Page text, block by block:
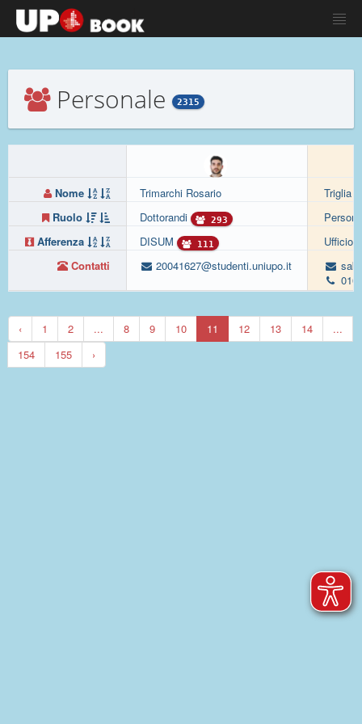
Personale 2315
Nome
Ruolo
Afferenza
Contatti
Trimarchi Rosario
Dottorandi
293
DISUM 111
20041627@studenti.uniupo.it
Triglia
Ufficio
‹ 1 2 ... 8 9 10 11 12 13 14
...
154
155 ›